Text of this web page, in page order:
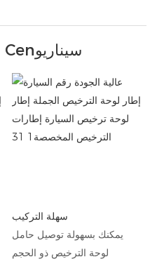
Plicالدعاء Cenسيناريو
سهلة التركيب
يمكنك بسهولة توصيل حامل
لوحة الترخيص ذو الحجم